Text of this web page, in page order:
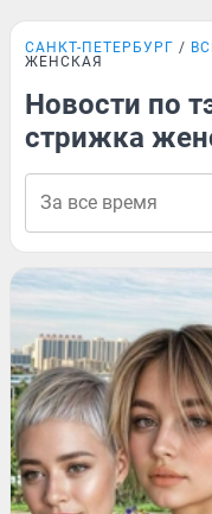
САНКТ-ПЕТЕРБУРГ
ЖЕНСКАЯ
Новости по
стрижка